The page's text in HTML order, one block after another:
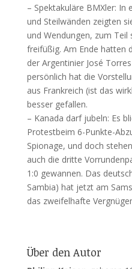
– Spektakuläre BMXler: In
und Steilwänden zeigten
und Wendungen, zum Teil
freifüßig. Am Ende hatten
der Argentinier José
persönlich hat die
aus Frankreich (ist das
besser gefallen.
– Kanada darf jubeln: Es
Protestbeim 6-Punkte-
Spionage, und doch
auch die dritte
1:0 gewannen. Das
Sambia) hat jetzt am
das zweifelhafte
Über den Autor